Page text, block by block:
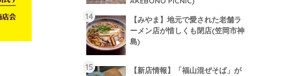
【みやま】地元で愛された老舗ラ
ーメン店が惜しくも閉店(笠岡市神
島)
【新店情報】「福山混ぜそば」が